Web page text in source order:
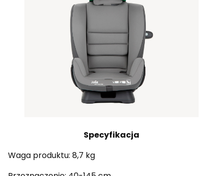
Specyfikacja
Waga produktu: 8,7 kg